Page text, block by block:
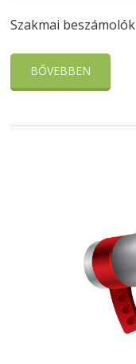
Szakmai beszámolók
BŐVEBBEN